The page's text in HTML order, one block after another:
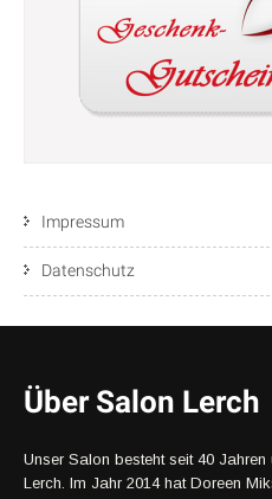
Impressum
Datenschutz
Über Salon Lerch
Unser Salon besteht seit 40
Lerch. Im Jahr 2014 hat Doreen